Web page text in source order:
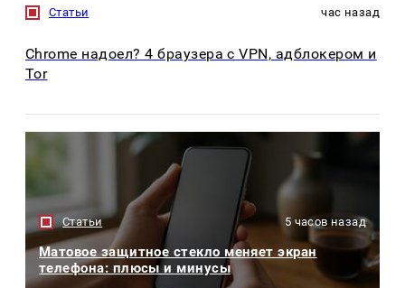
Статьи час назад
Chrome надоел? 4 браузера с VPN, адблокером и
Tor
Статьи 5 часов назад
Матовое защитное стекло меняет экран
телефона: плюсы и минусы